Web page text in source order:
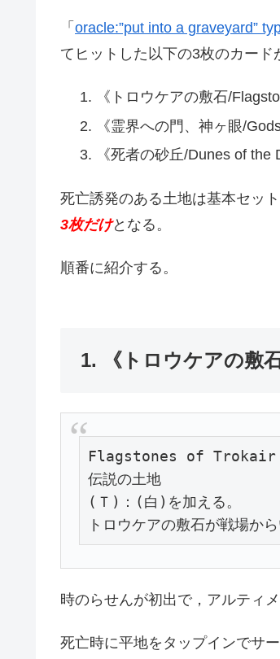
「 oracle:”put into a graveyard”
てヒットした以下の3枚のカード
《トロウケアの敷石/
《霊界への門、神ヶ眼/
《死者の砂丘/Dunes of the
死亡誘発のある土地は基本セッ
3枚だけとなる。
順番に紹介する。
1. 《トロウケアの敷
Flagstones of Trokair /
伝説の土地
(Ｔ)：(白)を加える。
トロウケアの敷石が戦場か
時のらせんが初出で，アルティ
死亡時に平地をタップインでサ